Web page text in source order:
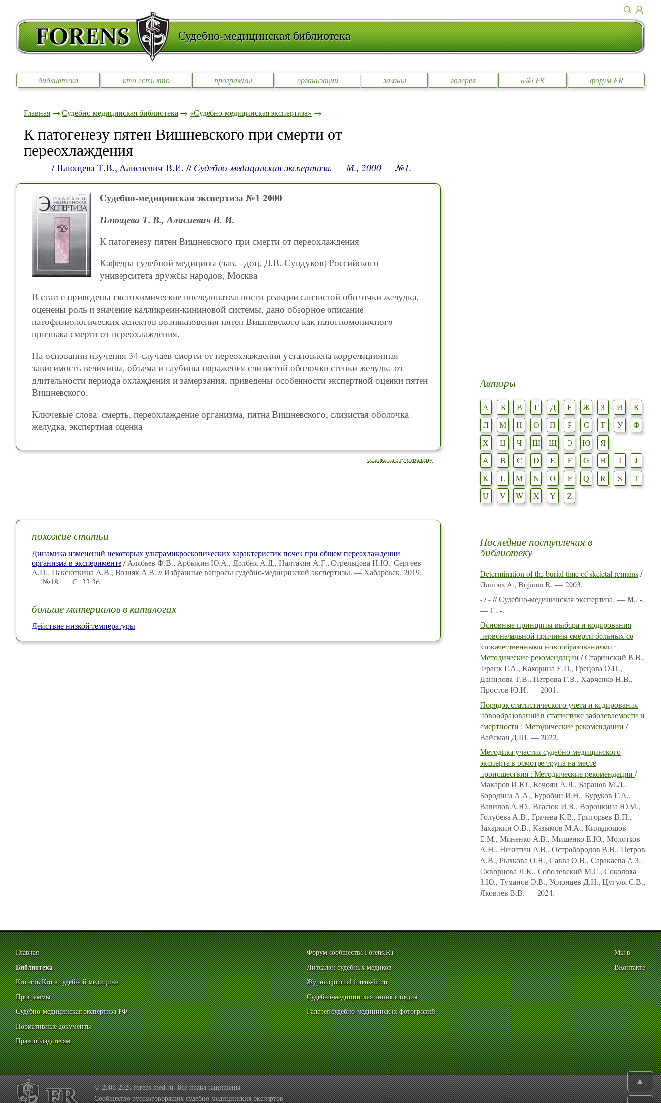
Судебно-медицинская библиотека
библиотека кто есть кто программы организации законы галерея wiki FR форум FR
Главная → Судебно-медицинская библиотека → «Судебно-медицинская экспертиза» →
К патогенезу пятен Вишневского при смерти от
переохлаждения
/Плющева Т.В., Алисиевич В.И. // Судебно-медицинская экспертиза. — М., 2000 — №1.
Судебно-медицинская экспертиза №1 2000
Плющева Т. В., Алисиевич В. И.
К патогенезу пятен Вишневского при смерти от переохлаждения
Кафедра судебной медицины (зав. - доц. Д.В. Сундуков) Pоссийского
университета дружбы народов, Москва
В статье приведены гистохимические последовательности реакции слизистой оболочки желудка,
оценены роль и значение калликреин-кининовой системы, дано обзорное описание
патофизиологических аспектов возникновения пятен Вишневского как патогномоничного
признака смерти от переохлаждения.
На основании изучения 34 случаев смерти от переохлаждения установлена корреляционная
зависимость величины, объема и глубины поражения слизистой оболочки стенки желудка от
длительности периода охлаждения и замерзания, приведены особенности экспертной оценки пятен
Вишневского.
Ключевые слова: смерть, переохлаждение организма, пятна Вишневского, слизистая оболочка
желудка, экспертная оценка
ссылка на эту страницу
похожие статьи
Динамика изменений некоторых ультрамикроскопических характеристик почек при общем переохлаждении
организма в эксперименте/ Алябьев Ф.В., Арбыкин Ю.А., Долбня А.Д., Налтакян А.Г., Стрельцова Н.Ю., Сергеев
А.П., Паксюткина А.В., Возняк А.В. // Избранные вопросы судебно-медицинской экспертизы. — Хабаровск, 2019.
— №18. — С. 33-36.
больше материалов в каталогах
Действие низкой температуры
Авторы
А Б В Г Д Е Ж З И
К
Л
М Н О П Р С Т У
Ф
Х
Ц Ч Ш Щ Э Ю
Я
A
B C D E F G H I
J
K
L M N O P Q R S
T
U
V W X Y Z
Последние поступления в
библиотеку
Determination of the burial time of skeletal remains/
Garmus A., Bojarun R. — 2003.
-/ - // Судебно-медицинская экспертиза. — М., -.
— С. -.
Основные принципы выбора и кодирования
первоначальной причины смерти больных со
злокачественными новообразованиями :
Методические рекомендации / Старинский В.В.,
Франк Г.А., Какорина Е.П., Грецова О.П.,
Данилова Т.В., Петрова Г.В., Харченко Н.В.,
Простов Ю.И. — 2001.
Порядок статистического учета и кодирования
новообразований в статистике заболеваемости и
смертности : Методические рекомендации /
Вайсман Д.Ш. — 2022.
Методика участия судебно-медицинского
эксперта в осмотре трупа на месте
происшествия : Методические рекомендации /
Макаров И.Ю., Кочоян А.Л., Баранов М.Л.,
Бородина А.А., Буробин И.Н., Буруков Г.А.,
Вавилов А.Ю., Власюк И.В., Воронкина Ю.М.,
Голубева А.В., Грачева К.В., Григорьев В.П.,
Захаркин О.В., Казымов М.А., Кильдюшов
Е.М., Миненко А.В., Мищенко Е.Ю., Молотков
А.Н., Никитин А.В., Остробородов В.В., Петров
А.В., Рычкова О.Н., Савва О.В., Саракаева А.З.,
Скворцова Л.К., Соболевский М.С., Соколова
З.Ю., Туманов Э.В., Услонцев Д.Н., Цугуля С.В.,
Яковлев В.В. — 2024.
Главная
Библиотека
Кто есть Кто в судебной медицине
Программы
Судебно-медицинская экспертиза РФ
Нормативные документы
Правообладателям
Форум сообщества Forens.Ru
Литсалон судебных медиков
Журнал journal.forens-lit.ru
Судебно-медицинская энциклопедия
Галерея судебно-медицинских фотографий
Мы в:
ВКонтакте
© 2008-2026 forens-med.ru. Все права защищены
Сообщество русскоговорящих судебно-медицинских экспертов
▲